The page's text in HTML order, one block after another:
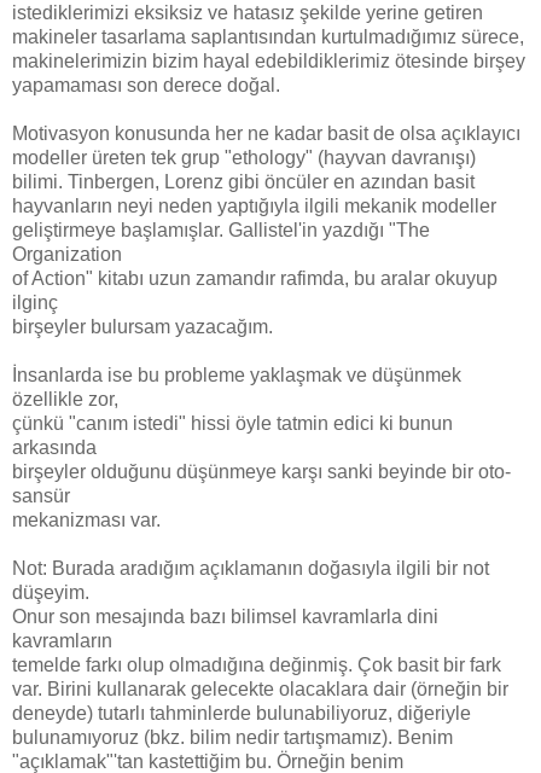
istediklerimizi eksiksiz ve hatasız şekilde yerine getiren
makineler tasarlama saplantısından kurtulmadığımız sürece,
makinelerimizin bizim hayal edebildiklerimiz ötesinde birşey
yapamaması son derece doğal.
Motivasyon konusunda her ne kadar basit de olsa açıklayıcı
modeller üreten tek grup "ethology" (hayvan davranışı)
bilimi. Tinbergen, Lorenz gibi öncüler en azından basit
hayvanların neyi neden yaptığıyla ilgili mekanik modeller
geliştirmeye başlamışlar. Gallistel'in yazdığı "The
Organization
of Action" kitabı uzun zamandır rafimda, bu aralar okuyup
ilginç
birşeyler bulursam yazacağım.
İnsanlarda ise bu probleme yaklaşmak ve düşünmek
özellikle zor,
çünkü "canım istedi" hissi öyle tatmin edici ki bunun
arkasında
birşeyler olduğunu düşünmeye karşı sanki beyinde bir oto-
sansür
mekanizması var.
Not: Burada aradığım açıklamanın doğasıyla ilgili bir not
düşeyim.
Onur son mesajında bazı bilimsel kavramlarla dini
kavramların
temelde farkı olup olmadığına değinmiş. Çok basit bir fark
var. Birini kullanarak gelecekte olacaklara dair (örneğin bir
deneyde) tutarlı tahminlerde bulunabiliyoruz, diğeriyle
bulunamıyoruz (bkz. bilim nedir tartışmamız). Benim
"açıklamak"'tan kastettiğim bu. Örneğin benim